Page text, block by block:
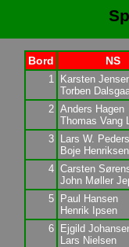
Bord NS
1
Karsten
Torben
2 Anders Hagen
Thomas Vang
3
Lars W.
Boje Henriksen
4 Carsten
John Møller
5
Paul Hansen
Henrik Ipsen
6
Ejgild
Lars Nielsen